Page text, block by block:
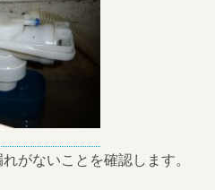
がないことを確認します。